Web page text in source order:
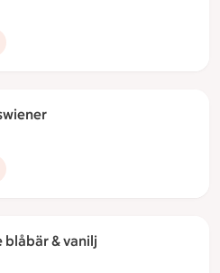
blåbär & vanilj